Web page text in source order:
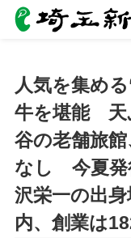
人気を集め
牛を堪能 天
谷の老舗旅
なし 今夏発
沢栄一の出
内、創業は